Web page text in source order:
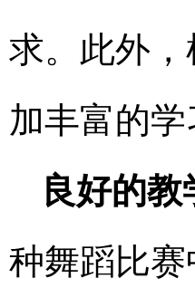
求。此外
加丰富的
良好的
种舞蹈比